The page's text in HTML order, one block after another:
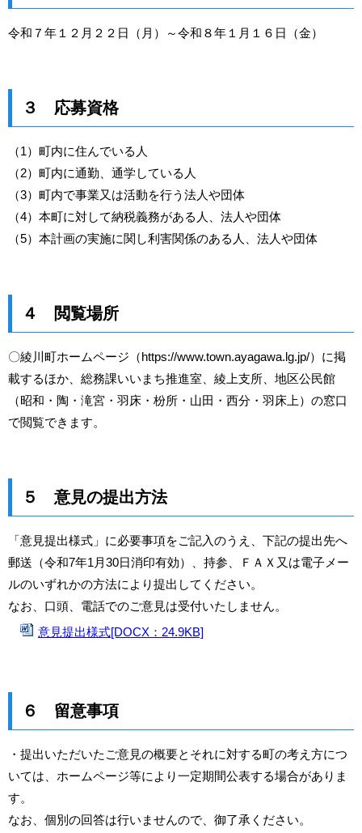
令和７年１２月２２日（月）～令和８年１月１６日（金）
３ 応募資格
（1）町内に住んでいる人
（2）町内に通勤、通学している人
（3）町内で事業又は活動を行う法人や団体
（4）本町に対して納税義務がある人、法人や団体
（5）本計画の実施に関し利害関係のある人、法人や団体
４ 閲覧場所
〇綾川町ホームページ（https://www.town.ayagawa.lg.jp/）に掲
載するほか、総務課いいまち推進室、綾上支所、地区公民館
（昭和・陶・滝宮・羽床・枌所・山田・西分・羽床上）の窓口
で閲覧できます。
５ 意見の提出方法
「意見提出様式」に必要事項をご記入のうえ、下記の提出先へ
郵送（令和7年1月30日消印有効）、持参、ＦＡＸ又は電子メー
ルのいずれかの方法により提出してください。
なお、口頭、電話でのご意見は受付いたしません。
意見提出様式[DOCX：24.9KB]
６ 留意事項
・提出いただいたご意見の概要とそれに対する町の考え方につ
いては、ホームページ等により一定期間公表する場合がありま
す。
なお、個別の回答は行いませんので、御了承ください。